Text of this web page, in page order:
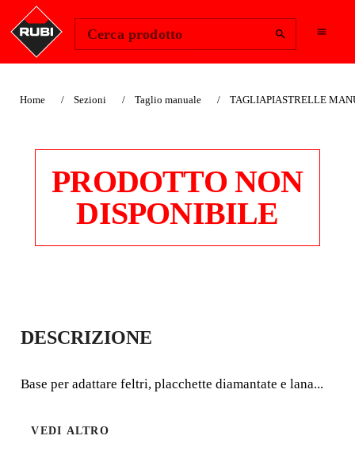
Cerca prodotto
Home Sezioni Taglio manuale TAGLIAPIASTRELLE
PRODOTTO NON
DISPONIBILE
DISCO
TRASCINAMENTO
FELTRO
Base per adattare feltri, placchette diamantate e lana
DESCRIZIONE
Base per adattare feltri, placchette diamantate e lana...
VEDI ALTRO